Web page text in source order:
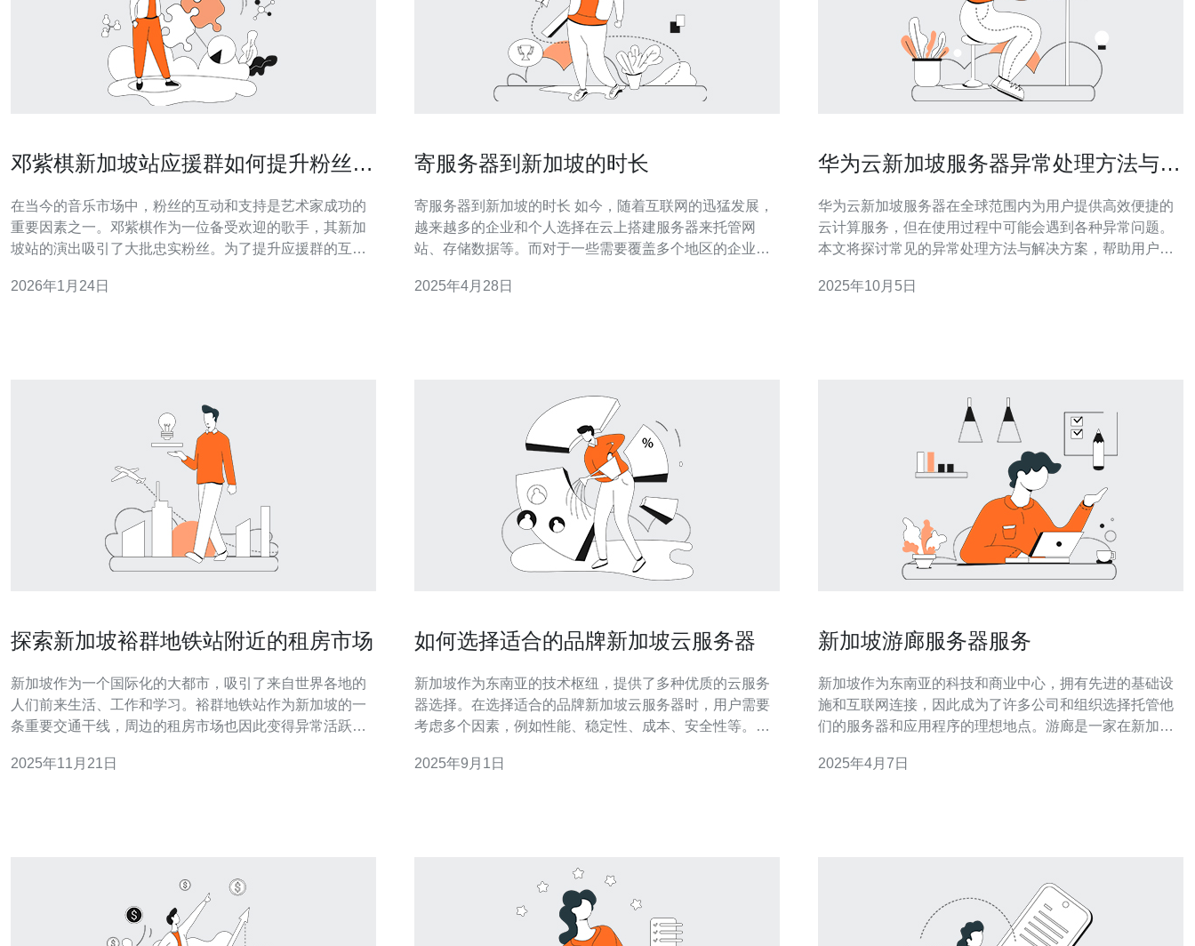
邓紫棋新加坡站应援群如何提升粉丝互
在当今的音乐市场中，粉丝的互动和支持是艺术家成功的
重要因素之一。邓紫棋作为一位备受欢迎的歌手，其新加
坡站的演出吸引了大批忠实粉丝。为了提升应援群的互
建互动平台 首先，建立一个专属的互动平台是提升粉丝互
2026年1月24日
寄服务器到新加坡的时长
寄服务器到新加坡的时长 如今，随着互联网的迅猛发展，
越来越多的企业和个人选择在云上搭建服务器来托管网
站、存储数据等。而对于一些需要覆盖多个地区的企业来
为亚洲的重要互联网枢纽，享有优越的地理位置和先进的
2025年4月28日
华为云新加坡服务器异常处理方法与解
华为云新加坡服务器在全球范围内为用户提供高效便捷的
云计算服务，但在使用过程中可能会遇到各种异常问题。
本文将探讨常见的异常处理方法与解决方案，帮助用户快
提供商，能够为用户在服务器使用中的各种需求提供支
2025年10月5日
探索新加坡裕群地铁站附近的租房市场
新加坡作为一个国际化的大都市，吸引了来自世界各地的
人们前来生活、工作和学习。裕群地铁站作为新加坡的一
条重要交通干线，周边的租房市场也因此变得异常活跃。
场，并结合服务器、VPS、主机、域名以及技术相关的需
2025年11月21日
如何选择适合的品牌新加坡云服务器
新加坡作为东南亚的技术枢纽，提供了多种优质的云服务
器选择。在选择适合的品牌新加坡云服务器时，用户需要
考虑多个因素，例如性能、稳定性、成本、安全性等。本
始之前，您需要明确自己的需求，比如您需要托管的网站
2025年9月1日
新加坡游廊服务器服务
新加坡作为东南亚的科技和商业中心，拥有先进的基础设
施和互联网连接，因此成为了许多公司和组织选择托管他
们的服务器和应用程序的理想地点。游廊是一家在新加坡
的服务器托管和管理服务。 游廊提供全面的服务器托管解
2025年4月7日